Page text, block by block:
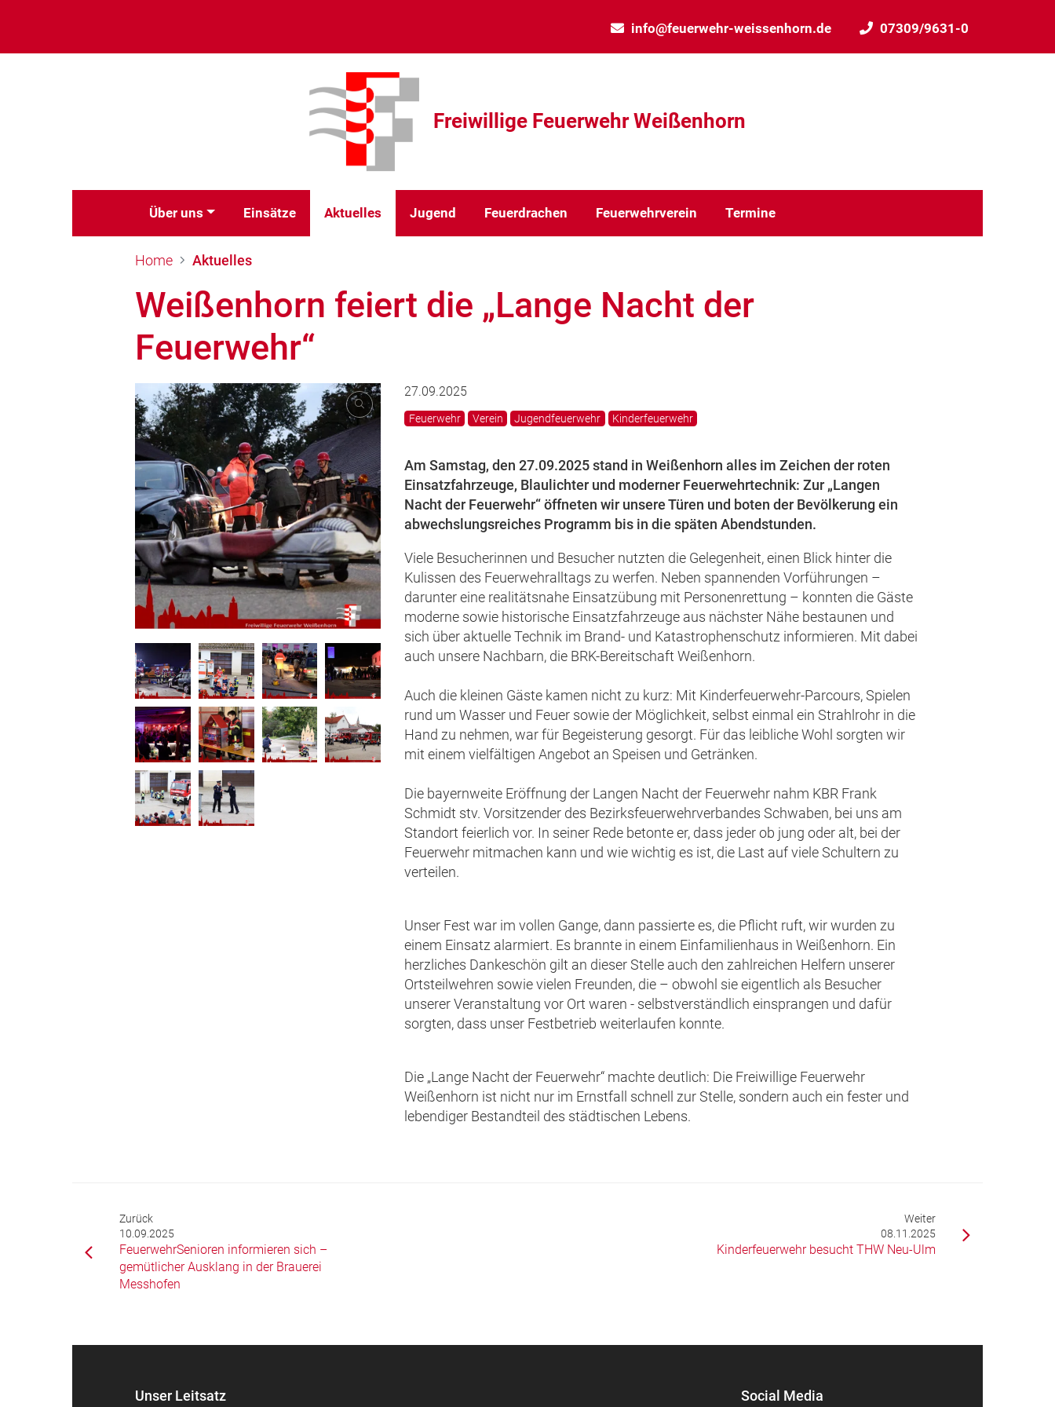
info@feuerwehr-weissenhorn.de 07309/9631-0
Freiwillige Feuerwehr Weißenhorn
Über uns Einsätze Aktuelles Jugend Feuerdrachen Feuerwehrverein Termine
Home Aktuelles
Weißenhorn feiert die „Lange Nacht der
Feuerwehr“
27.09.2025
Feuerwehr Verein Jugendfeuerwehr Kinderfeuerwehr
Am Samstag, den 27.09.2025 stand in Weißenhorn alles im Zeichen der roten
Einsatzfahrzeuge, Blaulichter und moderner Feuerwehrtechnik: Zur „Langen
Nacht der Feuerwehr“ öffneten wir unsere Türen und boten der Bevölkerung ein
abwechslungsreiches Programm bis in die späten Abendstunden.
Viele Besucherinnen und Besucher nutzten die Gelegenheit, einen Blick hinter die
Kulissen des Feuerwehralltags zu werfen. Neben spannenden Vorführungen –
darunter eine realitätsnahe Einsatzübung mit Personenrettung – konnten die Gäste
moderne sowie historische Einsatzfahrzeuge aus nächster Nähe bestaunen und
sich über aktuelle Technik im Brand- und Katastrophenschutz informieren. Mit dabei
auch unsere Nachbarn, die BRK-Bereitschaft Weißenhorn.
Auch die kleinen Gäste kamen nicht zu kurz: Mit Kinderfeuerwehr-Parcours, Spielen
rund um Wasser und Feuer sowie der Möglichkeit, selbst einmal ein Strahlrohr in die
Hand zu nehmen, war für Begeisterung gesorgt. Für das leibliche Wohl sorgten wir
mit einem vielfältigen Angebot an Speisen und Getränken.
Die bayernweite Eröffnung der Langen Nacht der Feuerwehr nahm KBR Frank
Schmidt stv. Vorsitzender des Bezirksfeuerwehrverbandes Schwaben, bei uns am
Standort feierlich vor. In seiner Rede betonte er, dass jeder ob jung oder alt, bei der
Feuerwehr mitmachen kann und wie wichtig es ist, die Last auf viele Schultern zu
verteilen.
Unser Fest war im vollen Gange, dann passierte es, die Pflicht ruft, wir wurden zu
einem Einsatz alarmiert. Es brannte in einem Einfamilienhaus in Weißenhorn. Ein
herzliches Dankeschön gilt an dieser Stelle auch den zahlreichen Helfern unserer
Ortsteilwehren sowie vielen Freunden, die – obwohl sie eigentlich als Besucher
unserer Veranstaltung vor Ort waren - selbstverständlich einsprangen und dafür
sorgten, dass unser Festbetrieb weiterlaufen konnte.
Die „Lange Nacht der Feuerwehr“ machte deutlich: Die Freiwillige Feuerwehr
Weißenhorn ist nicht nur im Ernstfall schnell zur Stelle, sondern auch ein fester und
lebendiger Bestandteil des städtischen Lebens.
Zurück
10.09.2025
FeuerwehrSenioren informieren sich –
gemütlicher Ausklang in der Brauerei
Messhofen
Weiter
08.11.2025
Kinderfeuerwehr besucht THW Neu-Ulm
Unser Leitsatz Social Media